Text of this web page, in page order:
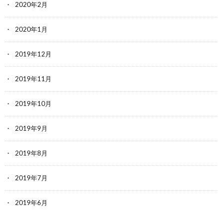
2020年2月
2020年1月
2019年12月
2019年11月
2019年10月
2019年9月
2019年8月
2019年7月
2019年6月